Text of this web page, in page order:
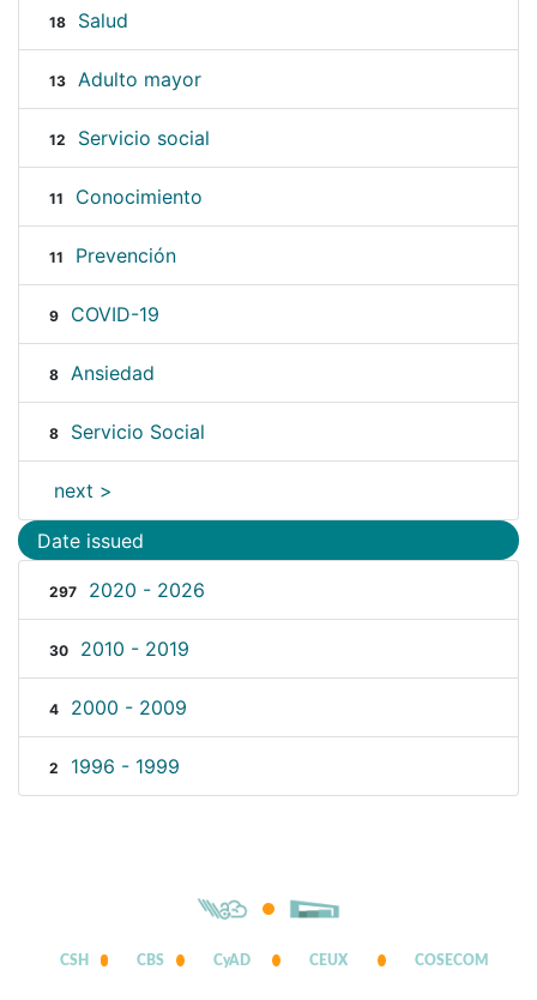
18 Salud
13 Adulto mayor
12 Servicio social
11 Conocimiento
11 Prevención
9 COVID-19
8 Ansiedad
8 Servicio Social
next >
Date issued
297 2020 - 2026
30 2010 - 2019
4 2000 - 2009
2 1996 - 1999
CSH CBS CyAD CEUX COSECOM